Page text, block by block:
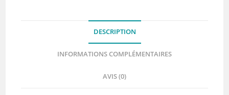
DESCRIPTION
INFORMATIONS COMPLÉMENTAIRES
AVIS (0)